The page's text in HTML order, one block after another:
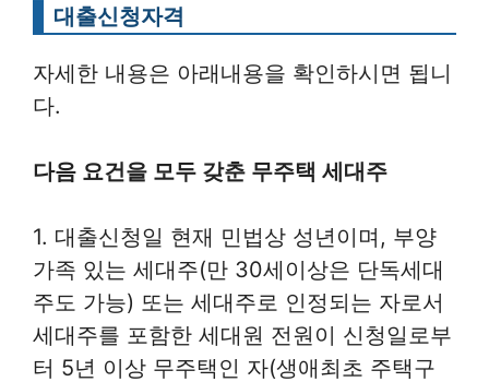
대출신청자격
자세한 내용은 아래내용을 확인하시면 됩니
다.
다음 요건을 모두 갖춘 무주택 세대주
1. 대출신청일 현재 민법상 성년이며, 부양
가족 있는 세대주(만 30세이상은 단독세대
주도 가능) 또는 세대주로 인정되는 자로서
세대주를 포함한 세대원 전원이 신청일로부
터 5년 이상 무주택인 자(생애최초 주택구